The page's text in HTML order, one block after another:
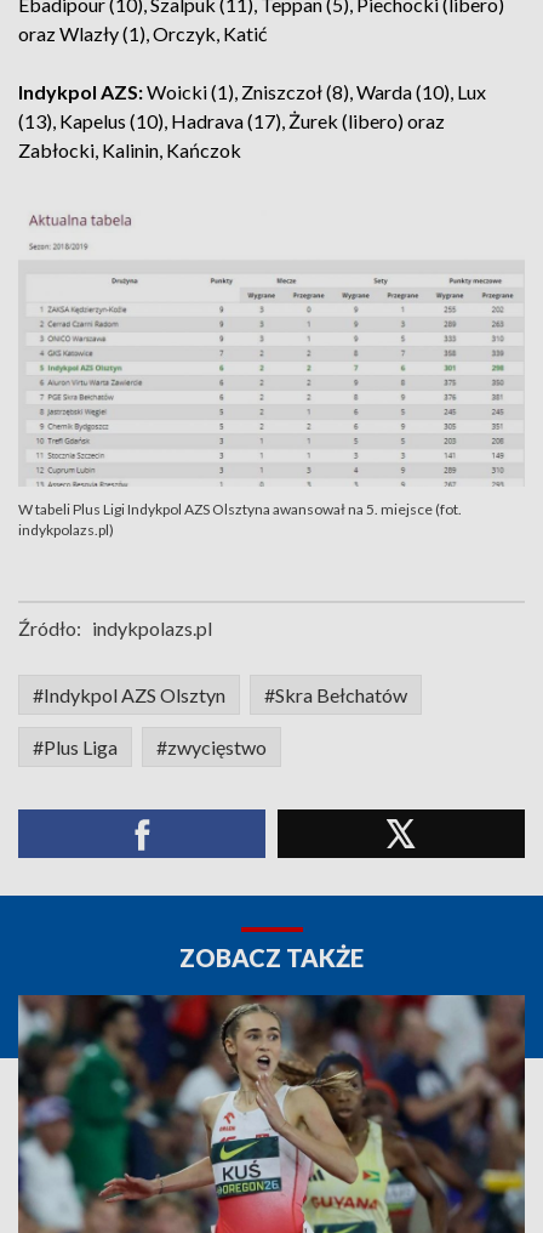
oraz Wlazły (1), Orczyk, Katić
Indykpol AZS:Woicki (1), Zniszczoł (8), Warda (10), Lux
(13), Kapelus (10), Hadrava (17), Żurek (libero) oraz
Zabłocki, Kalinin, Kańczok
W tabeli Plus Ligi Indykpol AZS Olsztyna awansował na 5. miejsce (fot.
indykpolazs.pl)
Źródło: indykpolazs.pl
#Indykpol AZS Olsztyn #Skra Bełchatów
#Plus Liga #zwycięstwo
ZOBACZ TAKŻE